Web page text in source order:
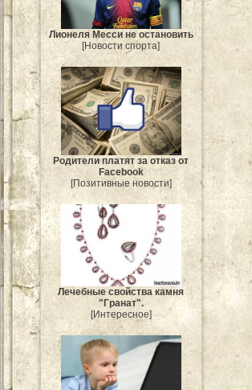
Лионеля Месси не остановить
[Новости спорта]
Родители платят за отказ от
Facebook
[Позитивные новости]
Лечебные свойства камня
"Гранат".
[Интересное]